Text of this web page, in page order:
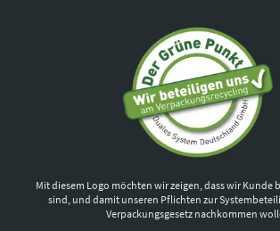
Mit diesem Logo möchten wir zeigen, dass wir Kunde
sind, und damit unseren Pflichten zur
Verpackungsgesetz nachkommen